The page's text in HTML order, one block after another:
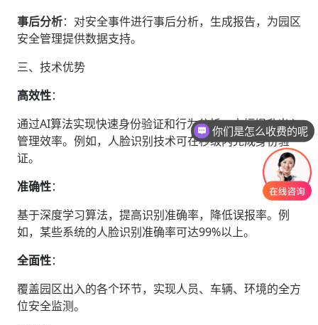
事后分析‌：对安全事件进行事后分析，生成报告，为园区
安全管理提供数据支持。
三、技术优势
高效性‌：
通过AI算法实现快速身份验证和行为分析，大幅提升出入
管理效率。例如，人脸识别技术可在秒级内完成身份验
证。
准确性‌：
基于深度学习算法，提高识别准确率，降低误报率。例
如，某些系统的人脸识别准确率可达99%以上。
全面性‌：
覆盖园区出入的各个环节，实现人员、车辆、环境的全方
位安全监测。
你们是怎么收费的呢